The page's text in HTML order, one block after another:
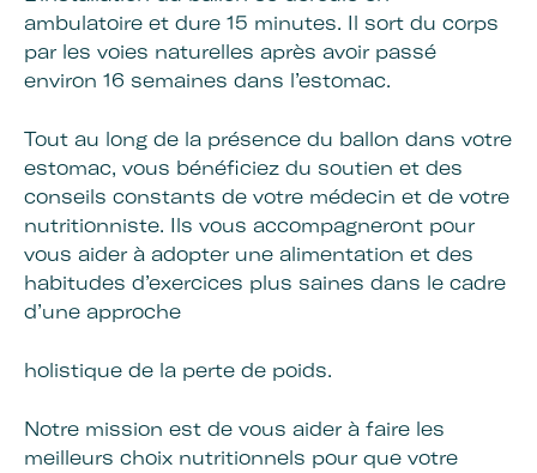
ambulatoire et dure 15 minutes. Il sort du corps
par les voies naturelles après avoir passé
environ 16 semaines dans l’estomac.
Tout au long de la présence du ballon dans votre
estomac, vous bénéficiez du soutien et des
conseils constants de votre médecin et de votre
nutritionniste. Ils vous accompagneront pour
vous aider à adopter une alimentation et des
habitudes d’exercices plus saines dans le cadre
d’une approche
holistique de la perte de poids.
Notre mission est de vous aider à faire les
meilleurs choix nutritionnels pour que votre